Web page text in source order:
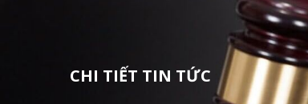
CHI TIẾT TIN TỨC